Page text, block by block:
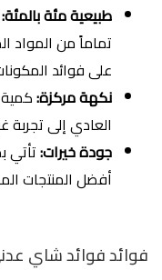
طبيعية مئة بالمئة:
تماماً من المواد
على فوائد
نكهة مركزة:
العادي إلى تجربة
جودة خيرات:تأتي
أفضل المنتجات
فوائد فوائد شاي